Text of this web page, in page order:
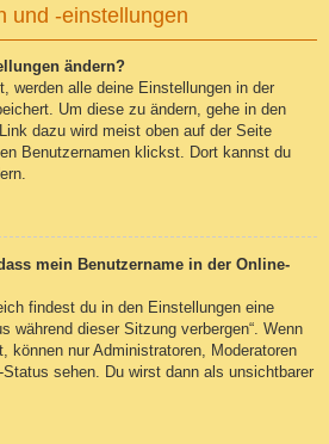
und -einstellungen
ändern?
werden alle deine Einstellungen in der
Um diese zu ändern, gehe in den
Link dazu wird meist oben auf der Seite
Benutzernamen klickst. Dort kannst du
mein Benutzername in der Online-
findest du in den Einstellungen eine
während dieser Sitzung verbergen“. Wenn
können nur Administratoren, Moderatoren
sehen. Du wirst dann als unsichtbarer